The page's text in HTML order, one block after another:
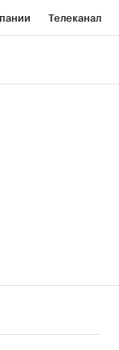
Телеканал